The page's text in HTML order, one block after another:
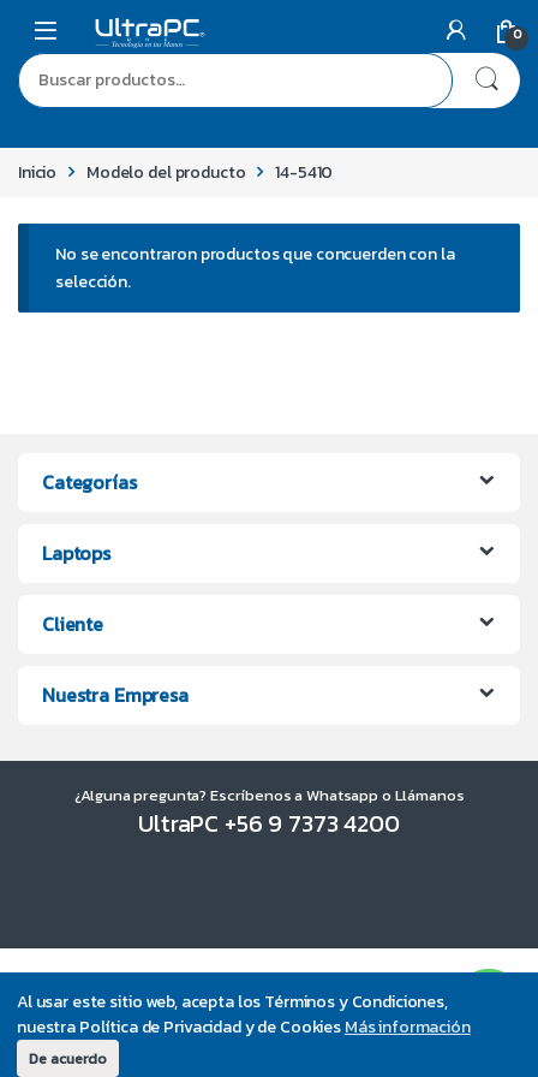
Al usar este sitio web, acepta los Términos y Condiciones,
nuestra Política de Privacidad y de CookiesMás información
De acuerdo
0
Inicio Modelo del producto 14-5410
No se encontraron productos que concuerden con la
selección.
Categorías
Laptops
Cliente
Nuestra Empresa
¿Alguna pregunta? Escríbenos a Whatsapp o Llámanos
UltraPC +56 9 7373 4200